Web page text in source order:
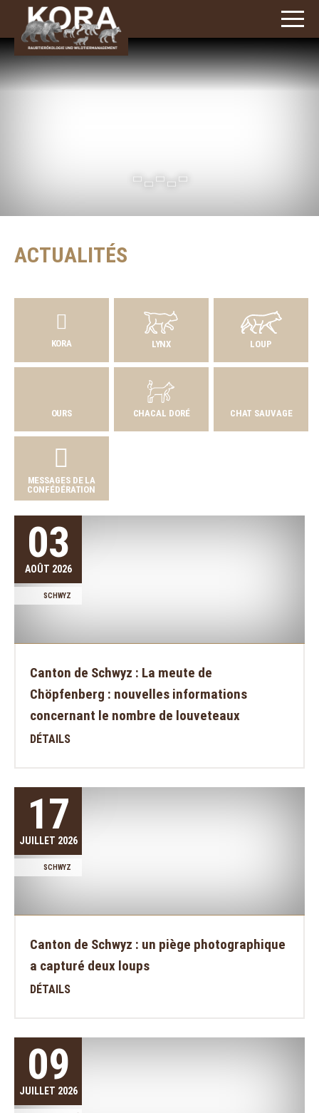
caractères)
ACTUALITÉS
KORA LYNX LOUP
OURS CHACAL DORÉ CHAT SAUVAGE
MESSAGES DE LA
CONFÉDÉRATION
03
AOÛT 2026
SCHWYZ
Canton de Schwyz : La meute de
Chöpfenberg : nouvelles informations
concernant le nombre de louveteaux
DÉTAILS
17
JUILLET 2026
SCHWYZ
Canton de Schwyz : un piège photographique
a capturé deux loups
DÉTAILS
09
JUILLET 2026